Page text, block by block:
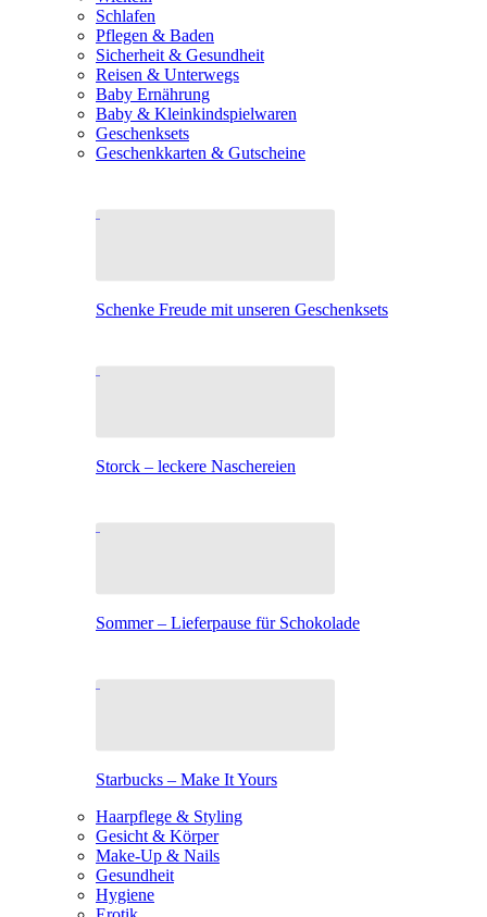
Schlafen
Pflegen & Baden
Sicherheit & Gesundheit
Reisen & Unterwegs
Baby Ernährung
Baby & Kleinkindspielwaren
Geschenksets
Geschenkkarten & Gutscheine
Schenke Freude mit unseren Geschenksets
Storck – leckere Naschereien
Sommer – Lieferpause für Schokolade
Starbucks – Make It Yours
Haarpflege & Styling
Gesicht & Körper
Make-Up & Nails
Gesundheit
Hygiene